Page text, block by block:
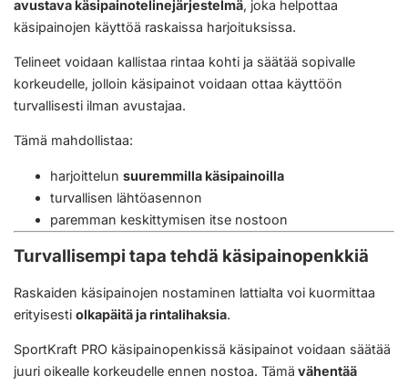
avustava käsipainotelinejärjestelmä, joka helpottaa
käsipainojen käyttöä raskaissa harjoituksissa.
Telineet voidaan kallistaa rintaa kohti ja säätää sopivalle
korkeudelle, jolloin käsipainot voidaan ottaa käyttöön
turvallisesti ilman avustajaa.
Tämä mahdollistaa:
harjoittelun suuremmilla käsipainoilla
turvallisen lähtöasennon
paremman keskittymisen itse nostoon
Turvallisempi tapa tehdä käsipainopenkkiä
Raskaiden käsipainojen nostaminen lattialta voi kuormittaa
erityisesti olkapäitä ja rintalihaksia.
SportKraft PRO käsipainopenkissä käsipainot voidaan säätää
juuri oikealle korkeudelle ennen nostoa. Tämä vähentää